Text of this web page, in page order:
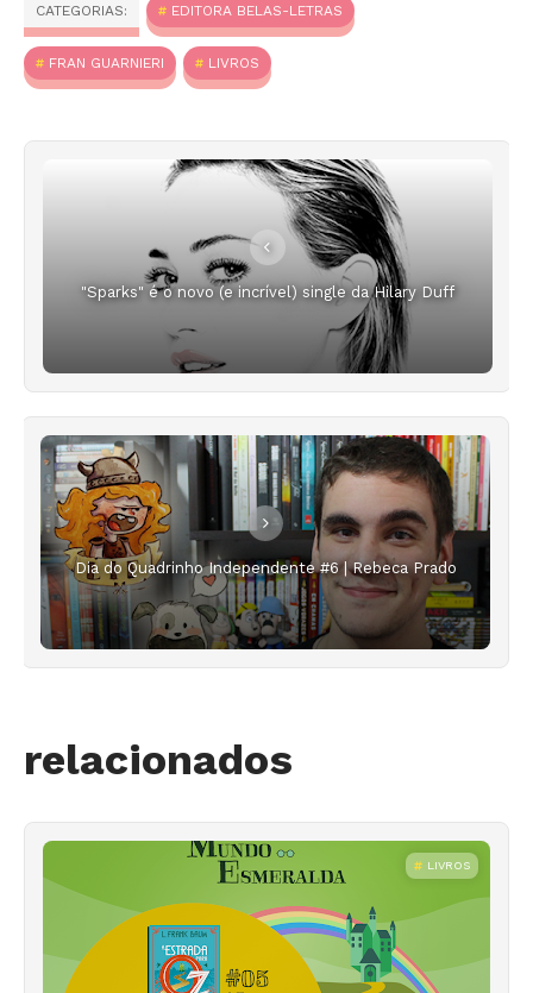
CATEGORIAS: EDITORA BELAS-LETRAS
FRAN GUARNIERI LIVROS
"Sparks" é o novo (e incrível) single da Hilary Duff
Dia do Quadrinho Independente #6 | Rebeca Prado
relacionados
LIVROS